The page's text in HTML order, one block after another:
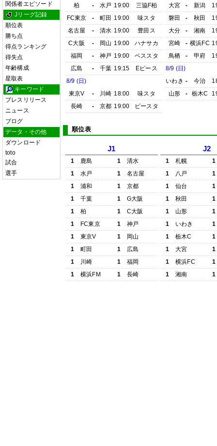
関係者エピソード
Jリーグ記録
順位表
勝ち点
得点ランキング
得失点
年齢構成
星取表
キーワード
プレスリリース
ニュース
ブログ
データ・その他
ダウンロード
toto
試合
選手
柏
- 水戸 19:00
三協F柏
FC東京
- 町田 19:00
味スタ
名古屋
- 清水 19:00
豊田ス
C大阪
- 岡山 19:00
ハナサカ
福岡
- 神戸 19:00
ベススタ
広島
- 千葉 19:15
Eピース
8/9 (日)
東京V
- 川崎 18:00
味スタ
長崎
- 京都 19:00 ピースタ
大宮
- 新潟
磐田
- 秋田
大分
- 湘南
宮崎
- 横浜FC
鳥栖
- 甲府
8/9 (日)
いわき - 今治
山形
- 栃木C
順位表
J1
1 鹿島 1
清水
1
水戸 1
名古屋
1
浦和 1
京都
1
千葉 1
G大阪
1
柏 1
C大阪
1
FC東京 1
神戸
1
東京V 1
岡山
1
町田 1
広島
1
川崎 1
福岡
1
横浜FM 1 長崎
J2
1 札幌
1
1
八戸
1
1
仙台
1
1
秋田
1
1
山形
1
1
いわき
1
1
栃木C
1
1
大宮
1
1
横浜FC
1
1
湘南 1